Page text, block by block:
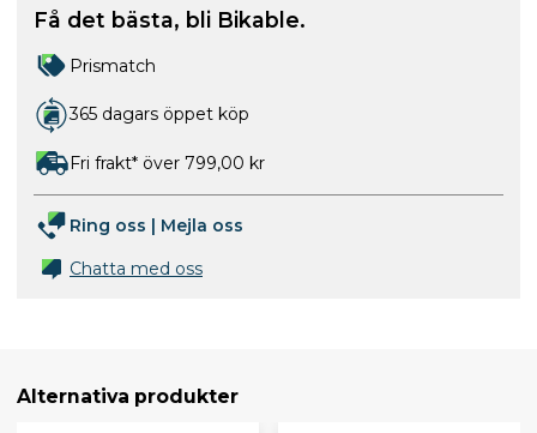
Få det bästa, bli Bikable.
Prismatch
365 dagars öppet köp
Fri frakt* över 799,00 kr
Ring oss | Mejla oss
Chatta med oss
Alternativa produkter